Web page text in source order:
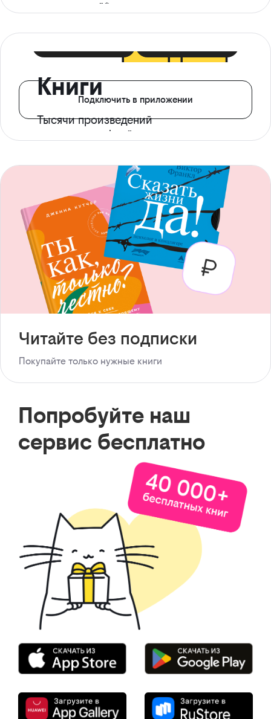
ограничений*
Книги
Тысячи произведений
с доступом офлайн
Подключить в приложении
Читайте без подписки
Покупайте только нужные книги
Попробуйте наш
сервис бесплатно